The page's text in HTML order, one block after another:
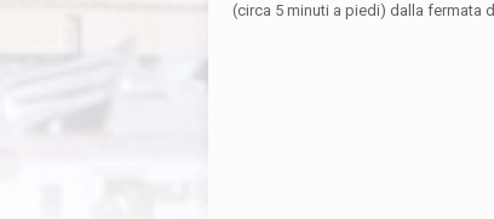
(circa 5 minuti a piedi) dalla fermata